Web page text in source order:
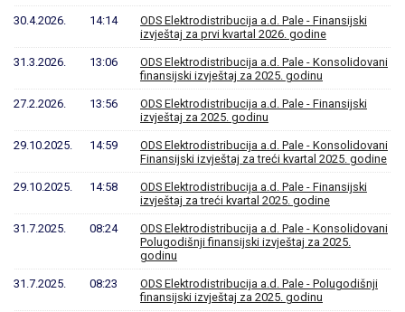
30.4.2026. 14:14
ODS Elektrodistribucija a.d. Pale - Finansijski
izvještaj za prvi kvartal 2026. godine
31.3.2026. 13:06
ODS Elektrodistribucija a.d. Pale - Konsolidovani
finansijski izvještaj za 2025. godinu
27.2.2026. 13:56
ODS Elektrodistribucija a.d. Pale - Finansijski
izvještaj za 2025. godinu
29.10.2025. 14:59
ODS Elektrodistribucija a.d. Pale - Konsolidovani
Finansijski izvještaj za treći kvartal 2025. godine
29.10.2025. 14:58
ODS Elektrodistribucija a.d. Pale - Finansijski
izvještaj za treći kvartal 2025. godine
31.7.2025. 08:24
ODS Elektrodistribucija a.d. Pale - Konsolidovani
Polugodišnji finansijski izvještaj za 2025.
godinu
31.7.2025. 08:23
ODS Elektrodistribucija a.d. Pale - Polugodišnji
finansijski izvještaj za 2025. godinu